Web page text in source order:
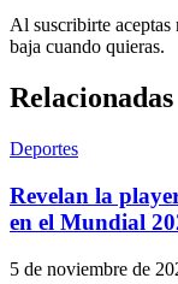
Al suscribirte aceptas
baja cuando quieras.
Relacionadas
Deportes
Revelan la
en el Mundial
5 de noviembre de